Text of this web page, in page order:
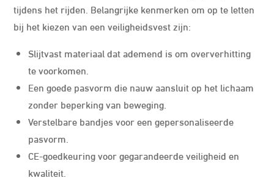
tijdens het rijden. Belangrijke kenmerken om op te letten
bij het kiezen van een veiligheidsvest zijn:
Slijtvast materiaal dat ademend is om oververhitting
te voorkomen.
Een goede pasvorm die nauw aansluit op het lichaam
zonder beperking van beweging.
Verstelbare bandjes voor een gepersonaliseerde
pasvorm.
CE-goedkeuring voor gegarandeerde veiligheid en
kwaliteit.